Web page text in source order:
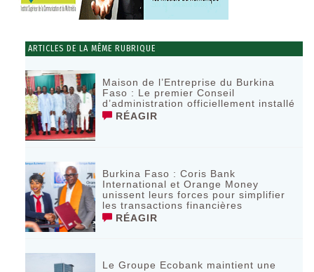
ARTICLES DE LA MÊME RUBRIQUE
Maison de l’Entreprise du Burkina
Faso : Le premier Conseil
d’administration officiellement installé
RÉAGIR
Burkina Faso : Coris Bank
International et Orange Money
unissent leurs forces pour simplifier
les transactions financières
RÉAGIR
Le Groupe Ecobank maintient une